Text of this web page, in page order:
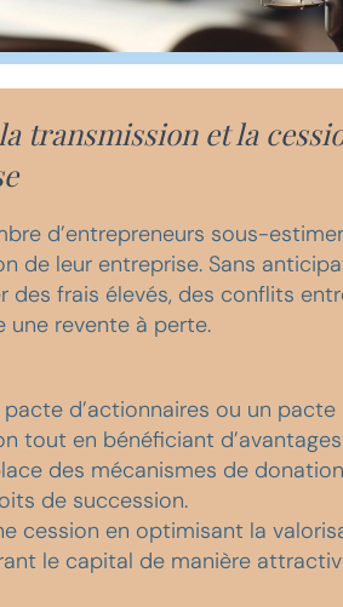
transmission et la
d’entrepreneurs sous-
de leur entreprise. Sans
des frais élevés, des conflits
une revente à perte.
d’actionnaires ou un
tout en bénéficiant
des mécanismes de
de succession.
cession en optimisant la
le capital de manière